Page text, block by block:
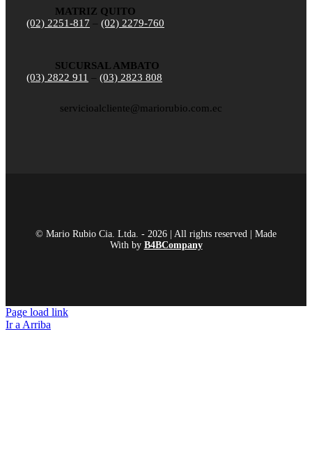
MATRIZ QUITO
(02) 2251-817 – (02) 2279-760
SUCURSAL AMBATO
(03) 2822 911 – (03) 2823 808
servicioalcliente@mariorubio.com.ec
© Mario Rubio Cia. Ltda. - 2026 | All rights reserved | Made
With by B4BCompany
Page load link
Ir a Arriba